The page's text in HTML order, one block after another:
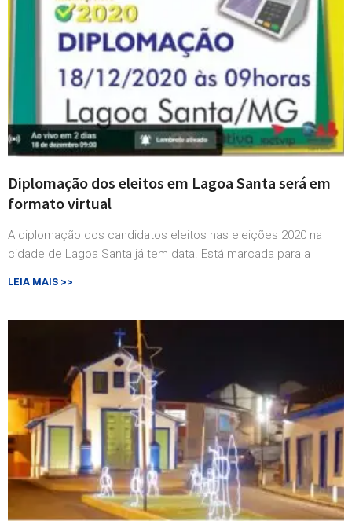
Diplomação dos eleitos em Lagoa Santa será em
formato virtual
A diplomação dos candidatos eleitos nas eleições 2020 na
cidade de Lagoa Santa já tem data. Está marcada para a
LEIA MAIS >>